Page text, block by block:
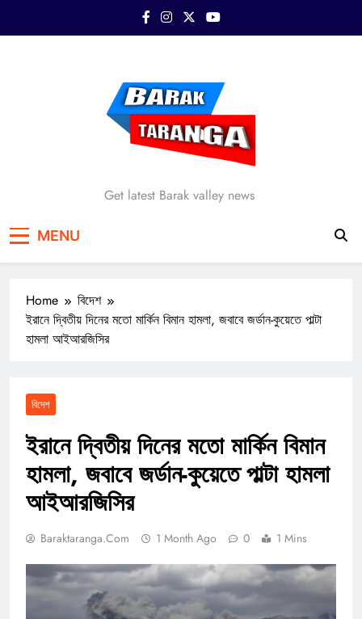
Barak Taranga
Get latest Barak valley news
MENU
Home
বিদেশ
ইরানে দ্বিতীয় দিনের মতো মার্কিন বিমান হামলা, জবাবে জর্ডান-কুয়েতে পাল্টা
হামলা আইআরজিসির
বিদেশ
ইরানে দ্বিতীয় দিনের মতো মার্কিন বিমান
হামলা, জবাবে জর্ডান-কুয়েতে পাল্টা হামলা
আইআরজিসির
Baraktaranga.com 1 Month Ago 0 1 Mins